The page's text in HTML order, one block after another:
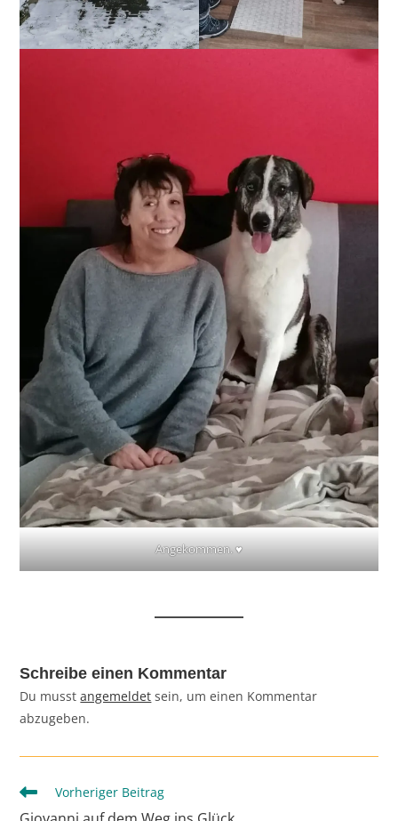
Angekommen. ♥
Schreibe einen Kommentar
Du musstangemeldet sein, um einen Kommentar
abzugeben.
WeitereVorheriger Beitrag